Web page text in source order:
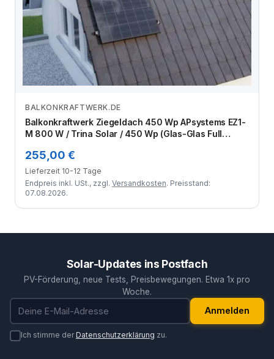
Zum Angebot
BALKONKRAFTWERK.DE
Balkonkraftwerk Ziegeldach 450 Wp APsystems EZ1-
M 800 W / Trina Solar / 450 Wp (Glas-Glas Full
Modul
255,00 €
Lieferzeit 10-12 Tage
Endpreis inkl. USt., zzgl. Versandkosten. Preisstand:
07.08.2026.
Solar-Updates ins Postfach
PV-Förderung, neue Tests, Preisbewegungen. Etwa 1x pro
Woche.
E-Mail-Adresse
Anmelden
Ich stimme derDatenschutzerklärung zu.